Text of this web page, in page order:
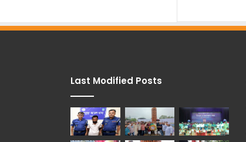
Last Modified Posts